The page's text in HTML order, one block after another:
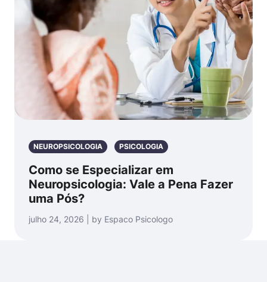
NEUROPSICOLOGIA PSICOLOGIA
Como se Especializar em
Neuropsicologia: Vale a Pena Fazer
uma Pós?
julho 24, 2026 | by Espaco Psicologo